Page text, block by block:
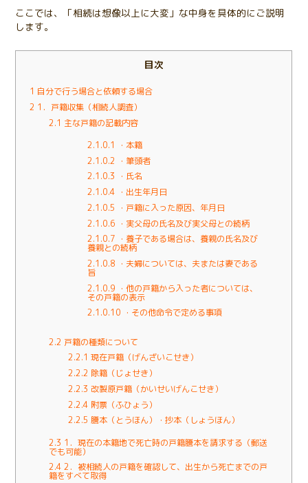
ここでは、「相続は想像以上に大変」な中身を具体的にご説明
します。
目次
1 自分で行う場合と依頼する場合
2 1．戸籍収集（相続人調査）
2.1 主な戸籍の記載内容
2.1.0.1
・本籍
2.1.0.2
・筆頭者
2.1.0.3
・氏名
2.1.0.4 ・出生年月日
2.1.0.5
・戸籍に入った原因、年月日
2.1.0.6 ・実父母の氏名及び実父母との続柄
2.1.0.7 ・養子である場合は、養親の氏名及び
養親との続柄
2.1.0.8 ・夫婦については、夫または妻である
旨
2.1.0.9 ・他の戸籍から入った者については、
その戸籍の表示
2.1.0.10 ・その他命令で定める事項
2.2 戸籍の種類について
2.2.1 現在戸籍（げんざいこせき）
2.2.2 除籍（じょせき）
2.2.3 改製原戸籍（かいせいげんこせき）
2.2.4 附票（ふひょう）
2.2.5 謄本（とうほん）・抄本（しょうほん）
2.3 1．現在の本籍地で死亡時の戸籍謄本を請求する（郵送
でも可能）
2.4 2．被相続人の戸籍を確認して、出生から死亡までの戸
籍をすべて取得